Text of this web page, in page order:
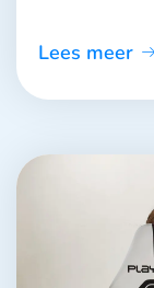
Lees meer